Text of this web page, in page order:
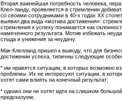
Вторая важнейшая потребность человека,
Клел-ланду, проявляется в стремлении
со своими сотрудниками в 40-х годах XX
выявил два вида «мотива достижения»:
стремления к успеху понимается как
намеченного результата. Мотив избежать
стыда и унижения за неудачу.
Мак-Клелланд пришел к выводу, что для
достижении успеха, типичны следующие
* им нравятся ситуации, в которых возможно
проблемы. Их не интересуют ситуации, в
хотят сами влиять на конечный результат;
* однако они не хотят идти на слишком
предсказуем;